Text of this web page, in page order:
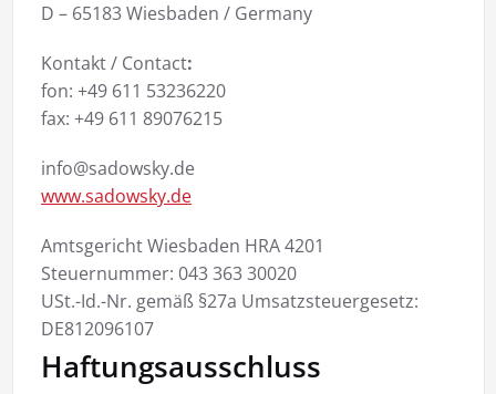
D – 65183 Wiesbaden / Germany
Kontakt / Contact:
fon: +49 611 53236220
fax: +49 611 89076215
info@sadowsky.de
www.sadowsky.de
Amtsgericht Wiesbaden HRA 4201
Steuernummer: 043 363 30020
USt.-Id.-Nr. gemäß §27a Umsatzsteuergesetz:
DE812096107
Haftungsausschluss